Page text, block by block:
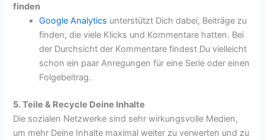
finden
Google Analytics unterstützt Dich dabei, Beiträge zu
finden, die viele Klicks und Kommentare hatten. Bei
der Durchsicht der Kommentare findest Du vielleicht
schon ein paar Anregungen für eine Serie oder einen
Folgebeitrag.
5. Teile & Recycle Deine Inhalte
Die sozialen Netzwerke sind sehr wirkungsvolle Medien,
um mehr Deine Inhalte maximal weiter zu verwerten und zu